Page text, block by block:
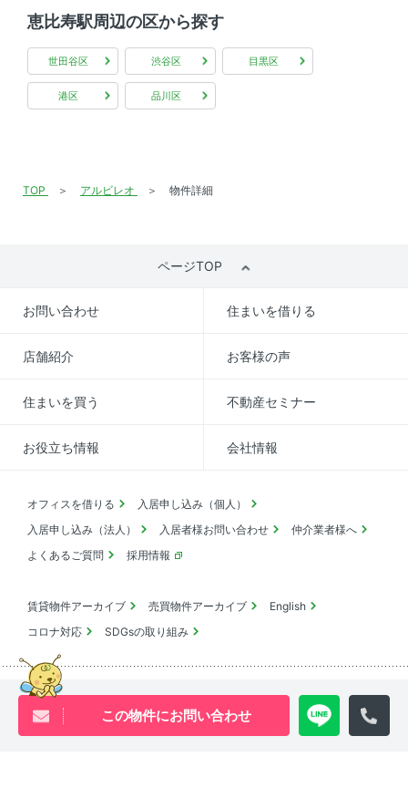
恵比寿駅周辺の区から探す
世田谷区 渋谷区 目黒区
港区 品川区
この物件にお問い合わせ
TOP アルビレオ 物件詳細
ページTOP
お問い合わせ 住まいを借りる
店舗紹介 お客様の声
住まいを買う 不動産セミナー
お役立ち情報 会社情報
オフィスを借りる
入居申し込み（個人）
入居申し込み（法人）
入居者様お問い合わせ
仲介業者様へ
よくあるご質問
採用情報
賃貸物件アーカイブ 売買物件アーカイブ
English
コロナ対応
SDGsの取り組み